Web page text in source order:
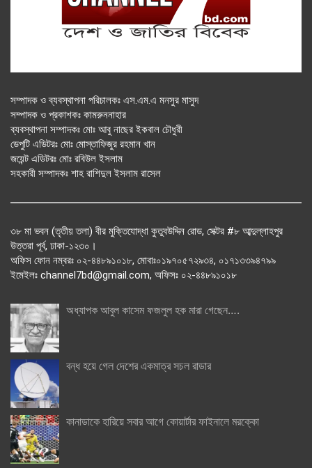
সম্পাদক ও ব্যবস্থাপনা পরিচালকঃ এস.এম.এ মনসুর মাসুদ
সম্পাদক ও প্রকাশকঃ কামরুননাহার
ব্যবস্থাপনা সম্পাদকঃ মোঃ আবু নাছের ইকবাল চৌধুরী
ডেপুটি এডিটরঃ মোঃ মোস্তাফিজুর রহমান খান
জয়েন্ট এডিটরঃ মোঃ রবিউল ইসলাম
সহকারী সম্পাদকঃ শাহ রাশিদুল ইসলাম রাসেল
৩৮ মা ভবন (তৃতীয় তলা) বীর মুক্তিযোদ্ধা কুতুবউদ্দিন রোড, সেক্টর #৮ আব্দুল্লাহপুর
উত্তরা পূর্ব, ঢাকা-১২৩০।
অফিস ফোন নম্বরঃ ০২-৪৪৮৯১০১৮, মোবাঃ০১৯৭০৫৭২৯৩৪, ০১৭১৩৩৯৪৭৯৯
ইমেইলঃ channel7bd@gmail.com, অফিসঃ ০২-৪৪৮৯১০১৮
অধ্যাপক আবুল কাসেম ফজলুল হক মারা গেছেন….
বন্ধ হয়ে গেল দেশের একমাত্র সচল রাডার
কানাডাকে হারিয়ে সবার আগে কোয়ার্টার ফাইনালে মরক্কো